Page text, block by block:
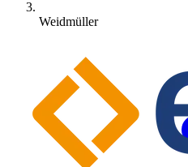
Weidmüller